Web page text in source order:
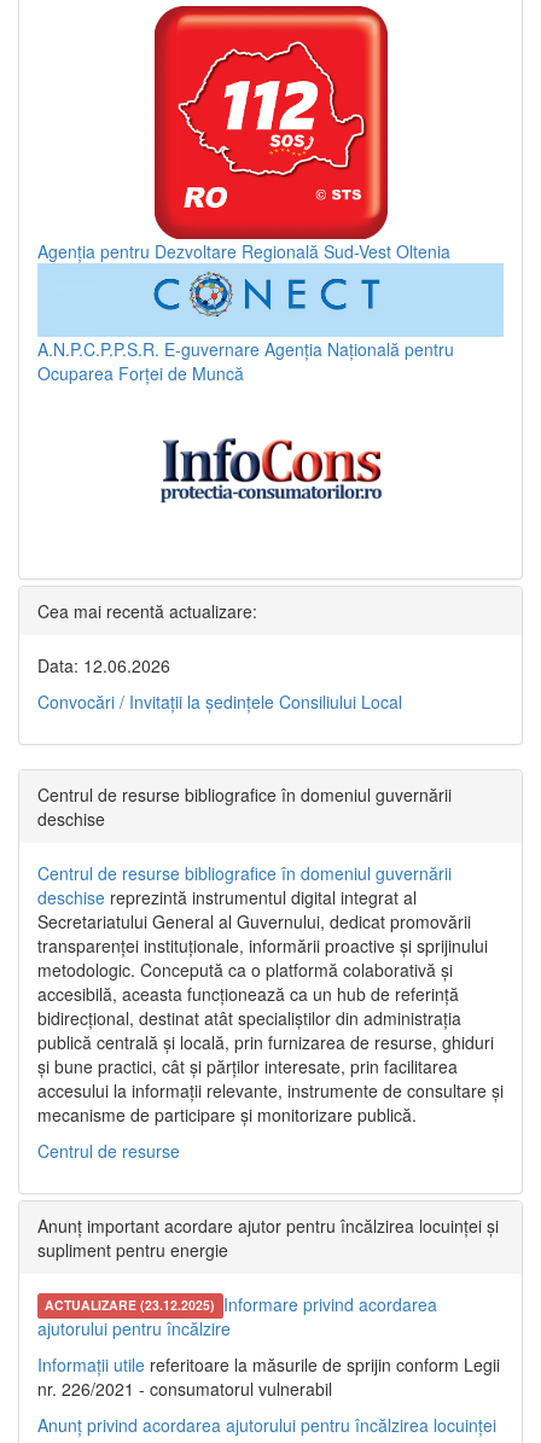
Agenția pentru Dezvoltare Regională Sud-Vest Oltenia
A.N.P.C.P.P.S.R. E-guvernare Agenția Națională pentru
Ocuparea Forței de Muncă
Cea mai recentă actualizare:
Data: 12.06.2026
Convocări / Invitaţii la şedinţele Consiliului Local
Centrul de resurse bibliografice în domeniul guvernării
deschise
Centrul de resurse bibliografice în domeniul guvernării
deschise reprezintă instrumentul digital integrat al
Secretariatului General al Guvernului, dedicat promovării
transparenței instituționale, informării proactive și sprijinului
metodologic. Concepută ca o platformă colaborativă și
accesibilă, aceasta funcționează ca un hub de referință
bidirecțional, destinat atât specialiștilor din administrația
publică centrală și locală, prin furnizarea de resurse, ghiduri
și bune practici, cât și părților interesate, prin facilitarea
accesului la informații relevante, instrumente de consultare și
mecanisme de participare și monitorizare publică.
Centrul de resurse
Anunț important acordare ajutor pentru încălzirea locuinței și
supliment pentru energie
ACTUALIZARE (23.12.2025) Informare privind acordarea
ajutorului pentru încălzire
Informații utile referitoare la măsurile de sprijin conform Legii
nr. 226/2021 - consumatorul vulnerabil
Anunț privind acordarea ajutorului pentru încălzirea locuinței